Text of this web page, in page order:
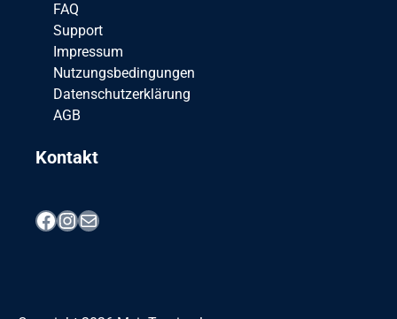
FAQ
Support
Impressum
Nutzungsbedingungen
Datenschutzerklärung
AGB
Kontakt
Facebook InstagramE-Mail